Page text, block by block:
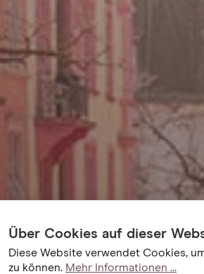
Über Cookies auf dieser
Diese Website verwendet Cookies,
zu können. Mehr Informationen ...